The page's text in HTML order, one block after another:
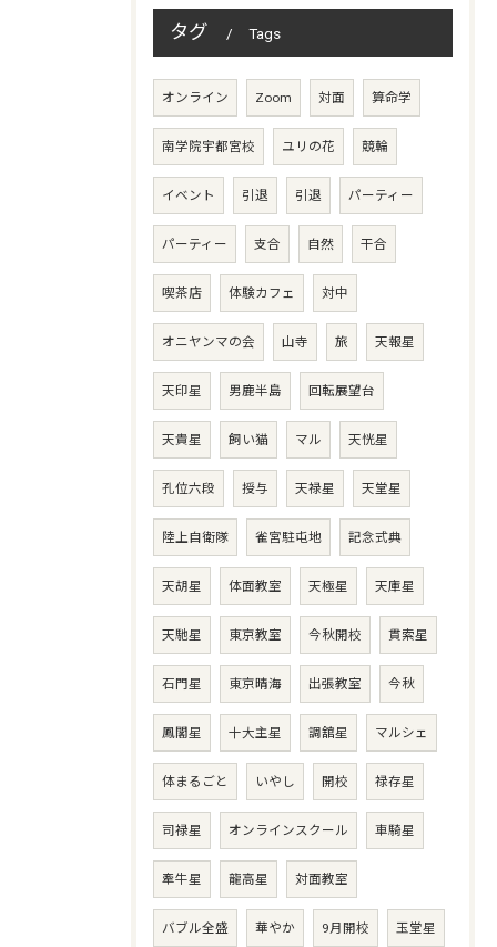
タグ Tags
オンライン Zoom 対面 算命学
南学院宇都宮校 ユリの花 競輪
イベント 引退 引退 パーティー
パーティー 支合 自然 干合
喫茶店 体験カフェ 対中
オニヤンマの会 山寺 旅 天報星
天印星 男鹿半島 回転展望台
天貴星 飼い猫 マル 天恍星
孔位六段 授与 天禄星 天堂星
陸上自衛隊 雀宮駐屯地 記念式典
天胡星 体面教室 天極星 天庫星
天馳星 東京教室 今秋開校 貫索星
石門星 東京晴海 出張教室 今秋
鳳閣星 十大主星 調舘星 マルシェ
体まるごと いやし 開校 禄存星
司禄星 オンラインスクール 車騎星
牽牛星 龍高星 対面教室
バブル全盛 華やか 9月開校 玉堂星